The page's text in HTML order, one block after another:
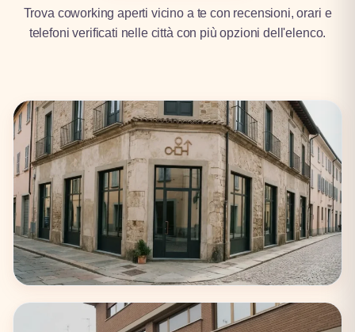
Trova coworking aperti vicino a te con recensioni, orari e
telefoni verificati nelle città con più opzioni dell'elenco.